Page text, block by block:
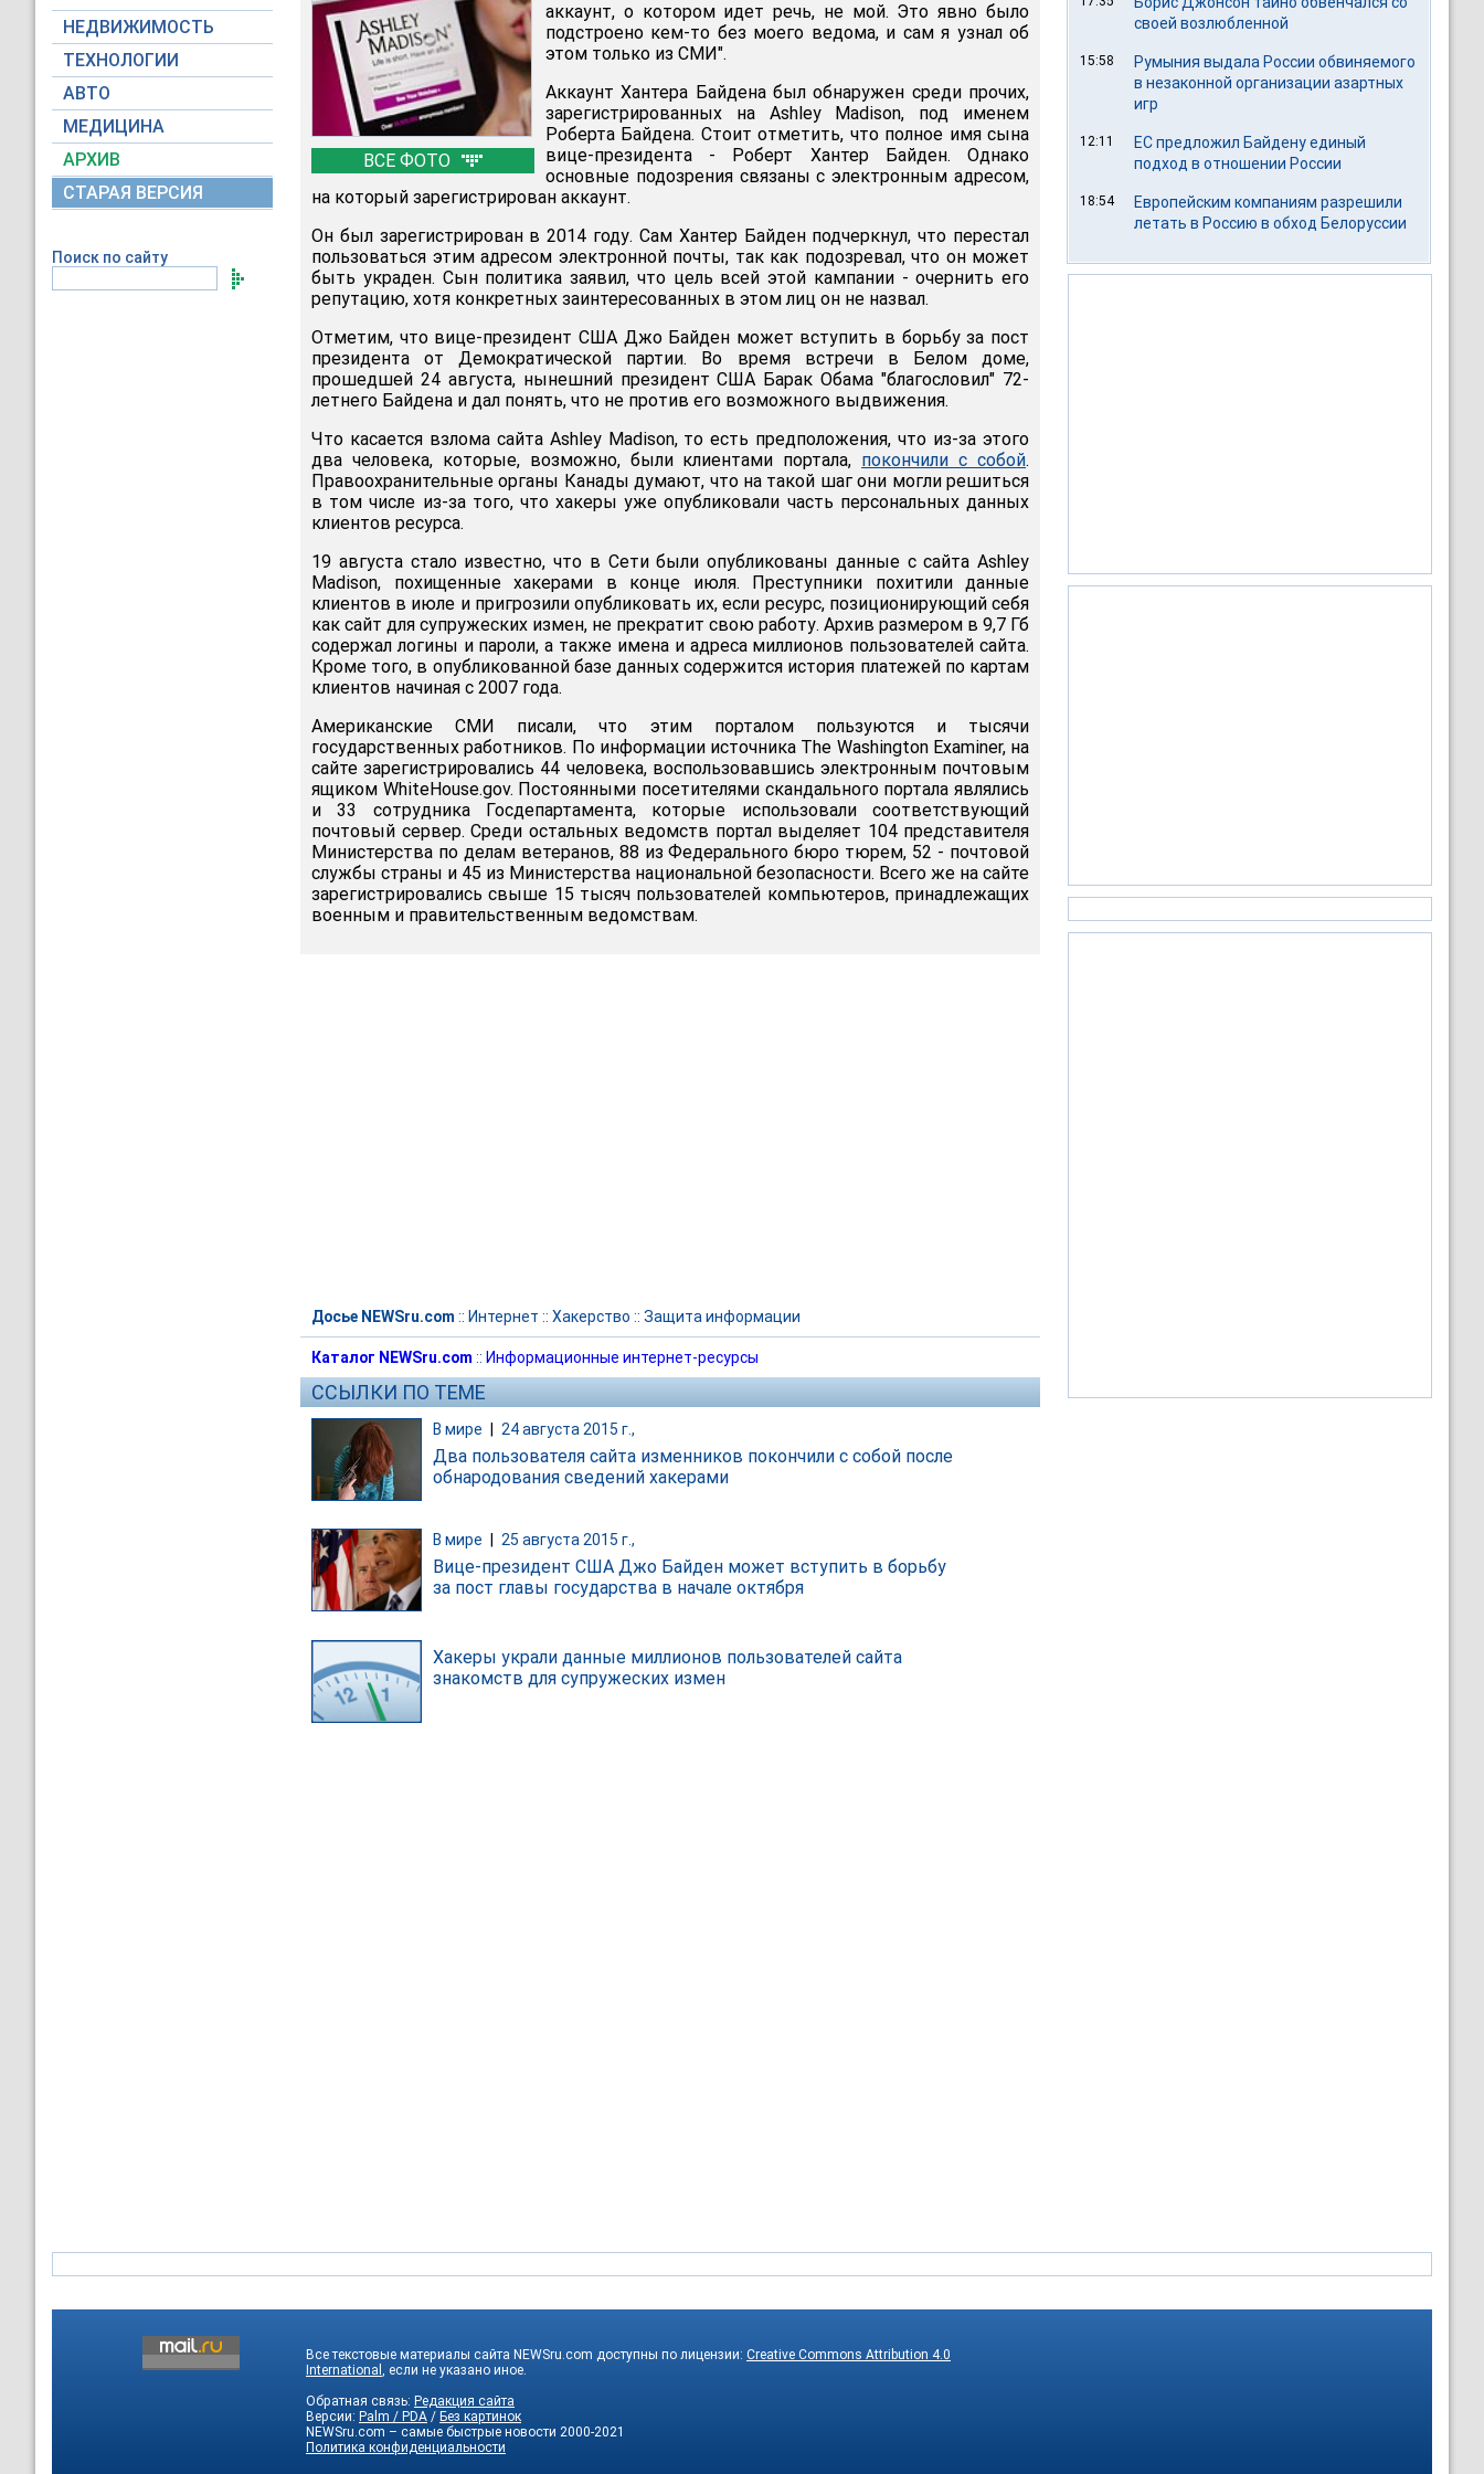
НЕДВИЖИМОСТЬ
ТЕХНОЛОГИИ
АВТО
МЕДИЦИНА
АРХИВ
СТАРАЯ ВЕРСИЯ
Поиск по сайту
ВСЕ ФОТО
аккаунт, о котором идет речь, не мой. Это явно было
подстроено кем-то без моего ведома, и сам я узнал об
этом только из СМИ".
Аккаунт Хантера Байдена был обнаружен среди прочих,
зарегистрированных на Ashley Madison, под именем
Роберта Байдена. Стоит отметить, что полное имя сына
вице-президента - Роберт Хантер Байден. Однако
основные подозрения связаны с электронным адресом,
на который зарегистрирован аккаунт.
Он был зарегистрирован в 2014 году. Сам Хантер Байден подчеркнул, что перестал
пользоваться этим адресом электронной почты, так как подозревал, что он может
быть украден. Сын политика заявил, что цель всей этой кампании - очернить его
репутацию, хотя конкретных заинтересованных в этом лиц он не назвал.
Отметим, что вице-президент США Джо Байден может вступить в борьбу за пост
президента от Демократической партии. Во время встречи в Белом доме,
прошедшей 24 августа, нынешний президент США Барак Обама "благословил" 72-
летнего Байдена и дал понять, что не против его возможного выдвижения.
Что касается взлома сайта Ashley Madison, то есть предположения, что из-за этого
два человека, которые, возможно, были клиентами портала, покончили с собой.
Правоохранительные органы Канады думают, что на такой шаг они могли решиться
в том числе из-за того, что хакеры уже опубликовали часть персональных данных
клиентов ресурса.
19 августа стало известно, что в Сети были опубликованы данные с сайта Ashley
Madison, похищенные хакерами в конце июля. Преступники похитили данные
клиентов в июле и пригрозили опубликовать их, если ресурс, позиционирующий себя
как сайт для супружеских измен, не прекратит свою работу. Архив размером в 9,7 Гб
содержал логины и пароли, а также имена и адреса миллионов пользователей сайта.
Кроме того, в опубликованной базе данных содержится история платежей по картам
клиентов начиная с 2007 года.
Американские СМИ писали, что этим порталом пользуются и тысячи
государственных работников. По информации источника The Washington Examiner, на
сайте зарегистрировались 44 человека, воспользовавшись электронным почтовым
ящиком WhiteHouse.gov. Постоянными посетителями скандального портала являлись
и 33 сотрудника Госдепартамента, которые использовали соответствующий
почтовый сервер. Среди остальных ведомств портал выделяет 104 представителя
Министерства по делам ветеранов, 88 из Федерального бюро тюрем, 52 - почтовой
службы страны и 45 из Министерства национальной безопасности. Всего же на сайте
зарегистрировались свыше 15 тысяч пользователей компьютеров, принадлежащих
военным и правительственным ведомствам.
Досье NEWSru.com :: Интернет :: Хакерство :: Защита информации
Каталог NEWSru.com :: Информационные интернет-ресурсы
ССЫЛКИ ПО ТЕМЕ
В мире 24 августа 2015 г.,
Два пользователя сайта изменников покончили с собой после
обнародования сведений хакерами
В мире 25 августа 2015 г.,
Вице-президент США Джо Байден может вступить в борьбу
за пост главы государства в начале октября
Хакеры украли данные миллионов пользователей сайта
знакомств для супружеских измен
своей возлюбленной
15:58
Румыния выдала России обвиняемого
в незаконной организации азартных
игр
12:11
ЕС предложил Байдену единый
подход в отношении России
18:54
Европейским компаниям разрешили
летать в Россию в обход Белоруссии
Все текстовые материалы сайта NEWSru.com доступны по лицензии: Creative Commons Attribution 4.0
International
, если не указано иное.
Обратная связь: Редакция сайта
Версии: Palm / PDA / Без картинок
NEWSru.com – самые быстрые новости 2000-2021
Политика конфиденциальности